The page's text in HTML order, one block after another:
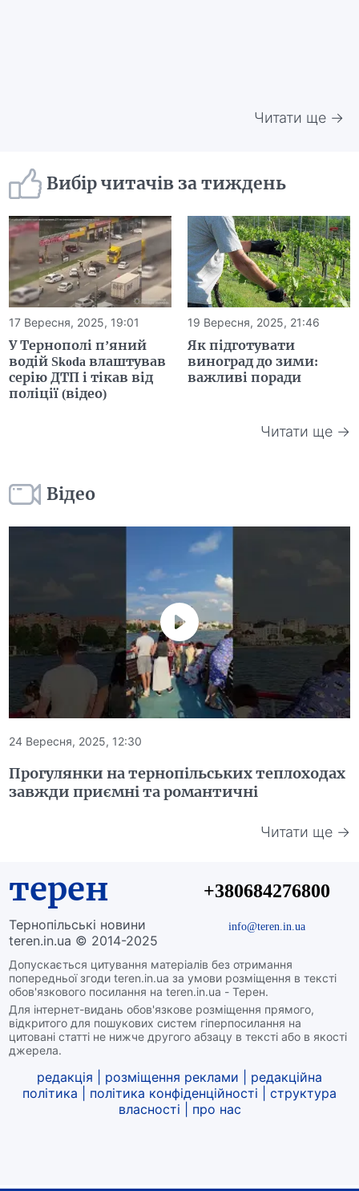
Читати ще →
Вибір читачів за тиждень
17 Вересня, 2025, 19:01
У Тернополі п’яний
водій Skoda влаштував
серію ДТП і тікав від
поліції (відео)
19 Вересня, 2025, 21:46
Як підготувати
виноград до зими:
важливі поради
Читати ще →
Відео
24 Вересня, 2025, 12:30
Прогулянки на тернопільських теплоходах
завжди приємні та романтичні
Читати ще →
терен
Тернопільські новини
teren.in.ua © 2014-2025
Допускається цитування матеріалів без отримання
попередньої згоди teren.in.ua за умови розміщення в тексті
обов'язкового посилання на teren.in.ua - Терен.
Для інтернет-видань обов'язкове розміщення прямого,
відкритого для пошукових систем гіперпосилання на
цитовані статті не нижче другого абзацу в тексті або в якості
джерела.
+380684276800
info@teren.in.ua
редакція розміщення реклами
редакційна
політика
політика конфіденційності
структура
власності
про нас